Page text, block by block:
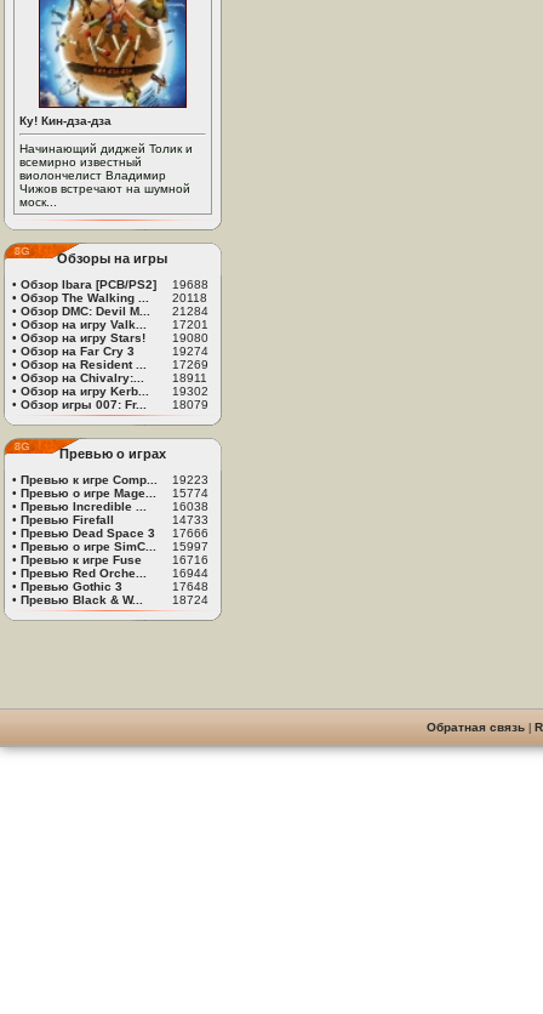
Ку! Кин-дза-дза
Начинающий диджей Толик и
всемирно известный
виолончелист Владимир
Чижов встречают на шумной
моск...
Обзоры на игры
• Обзор Ibara [PCB/PS2]
19688
• Обзор The Walking ...
20118
• Обзор DMC: Devil M...
21284
• Обзор на игру Valk...
17201
• Обзор на игру Stars!
19080
• Обзор на Far Cry 3
19274
• Обзор на Resident ...
17269
• Обзор на Chivalry:...
18911
• Обзор на игру Kerb...
19302
• Обзор игры 007: Fr... 18079
Превью о играх
• Превью к игре Comp...
19223
• Превью о игре Mage...
15774
• Превью Incredible ...
16038
• Превью Firefall
14733
• Превью Dead Space 3
17666
• Превью о игре SimC...
15997
• Превью к игре Fuse
16716
• Превью Red Orche...
16944
• Превью Gothic 3
17648
• Превью Black & W... 18724
Обратная связь